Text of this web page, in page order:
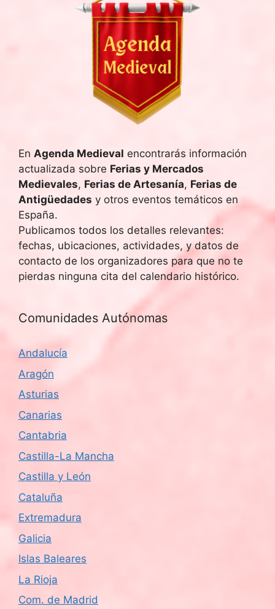
En Agenda Medieval encontrarás información
actualizada sobre Ferias y Mercados
Medievales, Ferias de Artesanía, Ferias de
Antigüedades y otros eventos temáticos en
España.
Publicamos todos los detalles relevantes:
fechas, ubicaciones, actividades, y datos de
contacto de los organizadores para que no te
pierdas ninguna cita del calendario histórico.
Comunidades Autónomas
Andalucía
Aragón
Asturias
Canarias
Cantabria
Castilla-La Mancha
Castilla y León
Cataluña
Extremadura
Galicia
Islas Baleares
La Rioja
Com. de Madrid